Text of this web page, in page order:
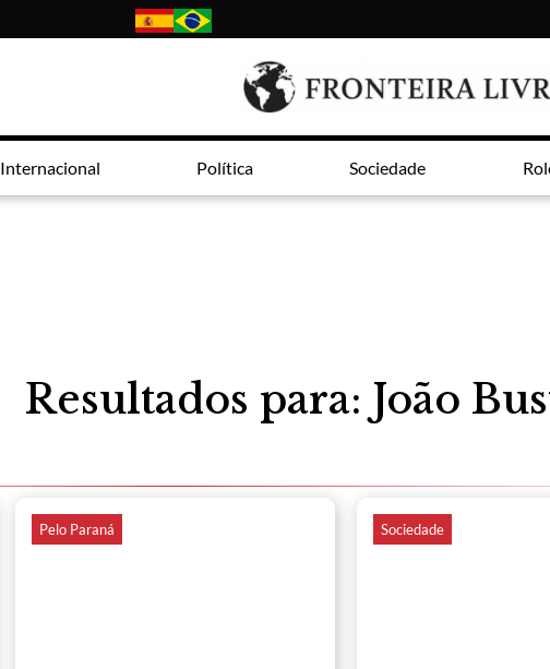
Internacional Política Sociedade
Resultados para: João
Pelo Paraná Sociedade